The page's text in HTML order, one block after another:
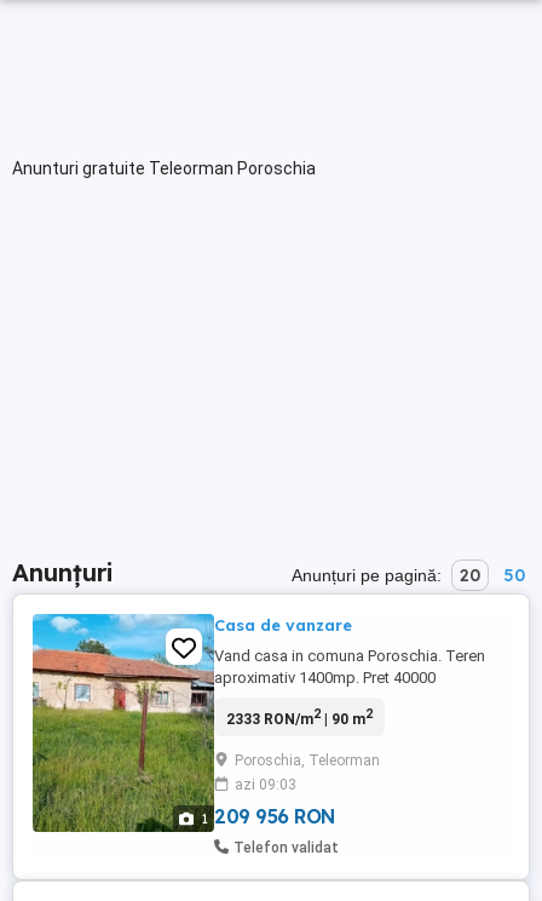
Anunturi gratuite Teleorman Poroschia
Anunțuri Anunțuri pe pagină: 20 50
1
Casa de vanzare
Vand casa in comuna Poroschia. Teren
aproximativ 1400mp. Pret 40000
2333 RON/m2| 90 m2
Poroschia, Teleorman
azi 09:03
209 956 RON
Telefon validat